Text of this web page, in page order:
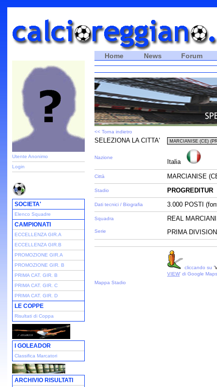
Utente Anonimo
Login
SOCIETA'
Elenco Squadre
CAMPIONATI
ECCELLENZA GIR.A
ECCELLENZA GIR.B
PROMOZIONE GIR.A
PROMOZIONE GIR. B
PRIMA CAT. GIR. B
PRIMA CAT. GIR. C
PRIMA CAT. GIR. D
LE COPPE
Risultati di Coppa
I GOLEADOR
Classifica Marcatori
ARCHIVIO RISULTATI
Home News Forum
<< Torna indietro
SELEZIONA LA CITTA'
Nazione
Italia
Città MARCIANISE
Stadio PROGREDITUR
Dati tecnici / Biografia 3.000 POSTI
Squadra
Serie
REAL
PRIMA
cliccando su '
VIEW' di Google Maps
Mappa Stadio